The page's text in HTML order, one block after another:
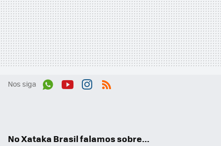
Nos siga
No Xataka Brasil falamos sobre...